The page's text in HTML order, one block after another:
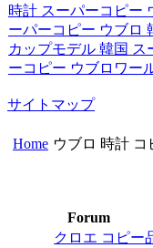
時計 スーパーコピー
ーパーコピー ウブロ
カップモデル 韓国 ス
ーコピー ウブロワー
サイトマップ
Home ウブロ 時計 コ
Forum
クロエ コピー